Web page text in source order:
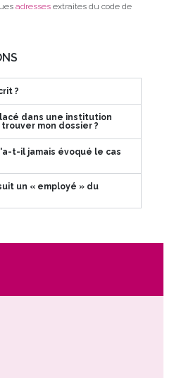
adressesextraites du code de
?
dans une institution
mon dossier ?
t-il jamais évoqué le cas
un « employé » du